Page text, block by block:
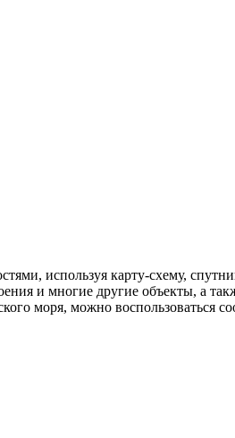
используя карту-схему,
и многие другие объекты, а
моря, можно воспользоваться